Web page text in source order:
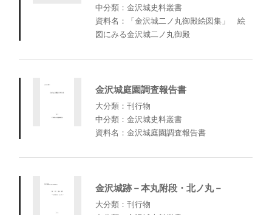
中分類：金沢城史料叢書
資料名：「金沢城二ノ丸御殿絵図集」 絵
図にみる金沢城二ノ丸御殿
金沢城庭園調査報告書
大分類：刊行物
中分類：金沢城史料叢書
資料名：金沢城庭園調査報告書
金沢城跡－本丸附段・北ノ丸－
大分類：刊行物